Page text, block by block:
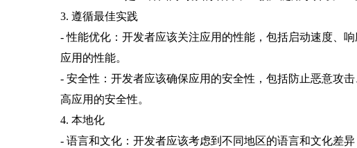
3. 遵循最佳实践
- 性能优化：开发者应该关注应用的性能，包括启动速度、
应用的性能。
- 安全性：开发者应该确保应用的安全性，包括防止恶意攻
高应用的安全性。
4. 本地化
- 语言和文化：开发者应该考虑到不同地区的语言和文化差